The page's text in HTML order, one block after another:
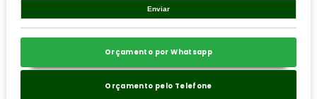
Orçamento por Whatsapp
Orçamento pelo Telefone